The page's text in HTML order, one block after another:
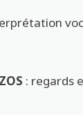
: regards